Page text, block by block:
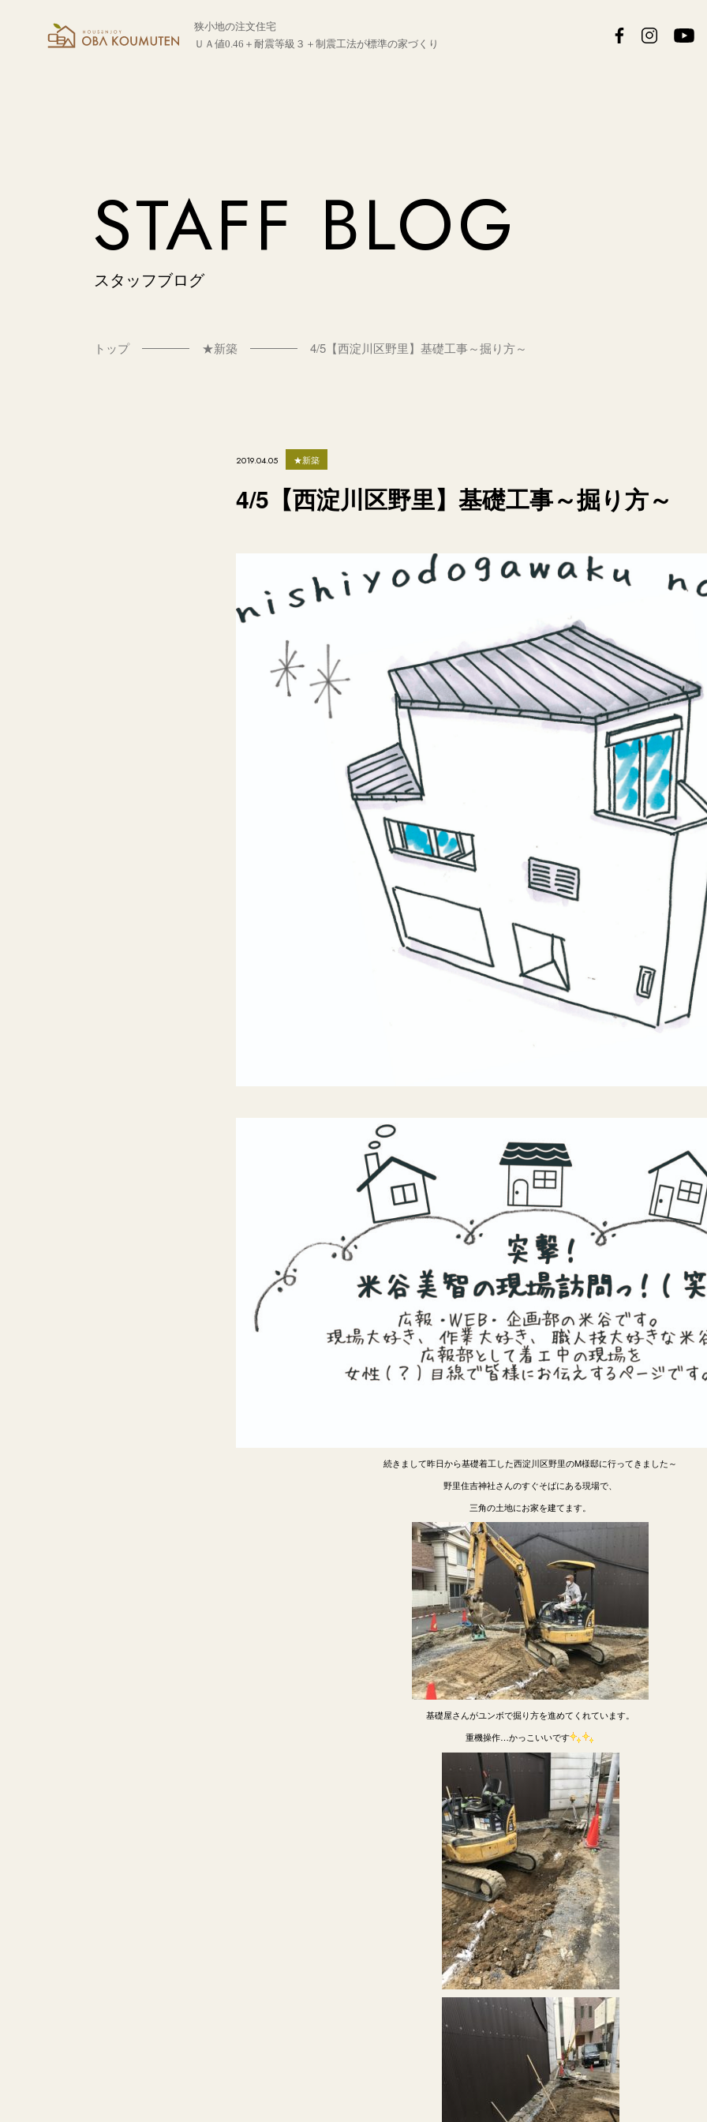
狭小地の注文住宅
ＵＡ値0.46＋耐震等級３＋制震工法が標準の家づくり
STAFF BLOG
スタッフブログ
トップ ★新築 4/5【西淀川区野里】基礎工事～掘り方～
2019.04.05 ★新築
4/5【西淀川区野里】基礎工事～掘り方～
続きまして昨日から基礎着工した西淀川区野里のM様邸に行ってきました～
野里住吉神社さんのすぐそばにある現場で、
三角の土地にお家を建てます。
基礎屋さんがユンボで掘り方を進めてくれています。
重機操作…かっこいいです